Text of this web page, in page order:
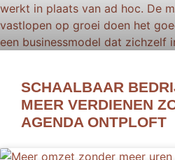
SCHAALBAAR
MEER VERDIENEN
AGENDA ONTPLOFT